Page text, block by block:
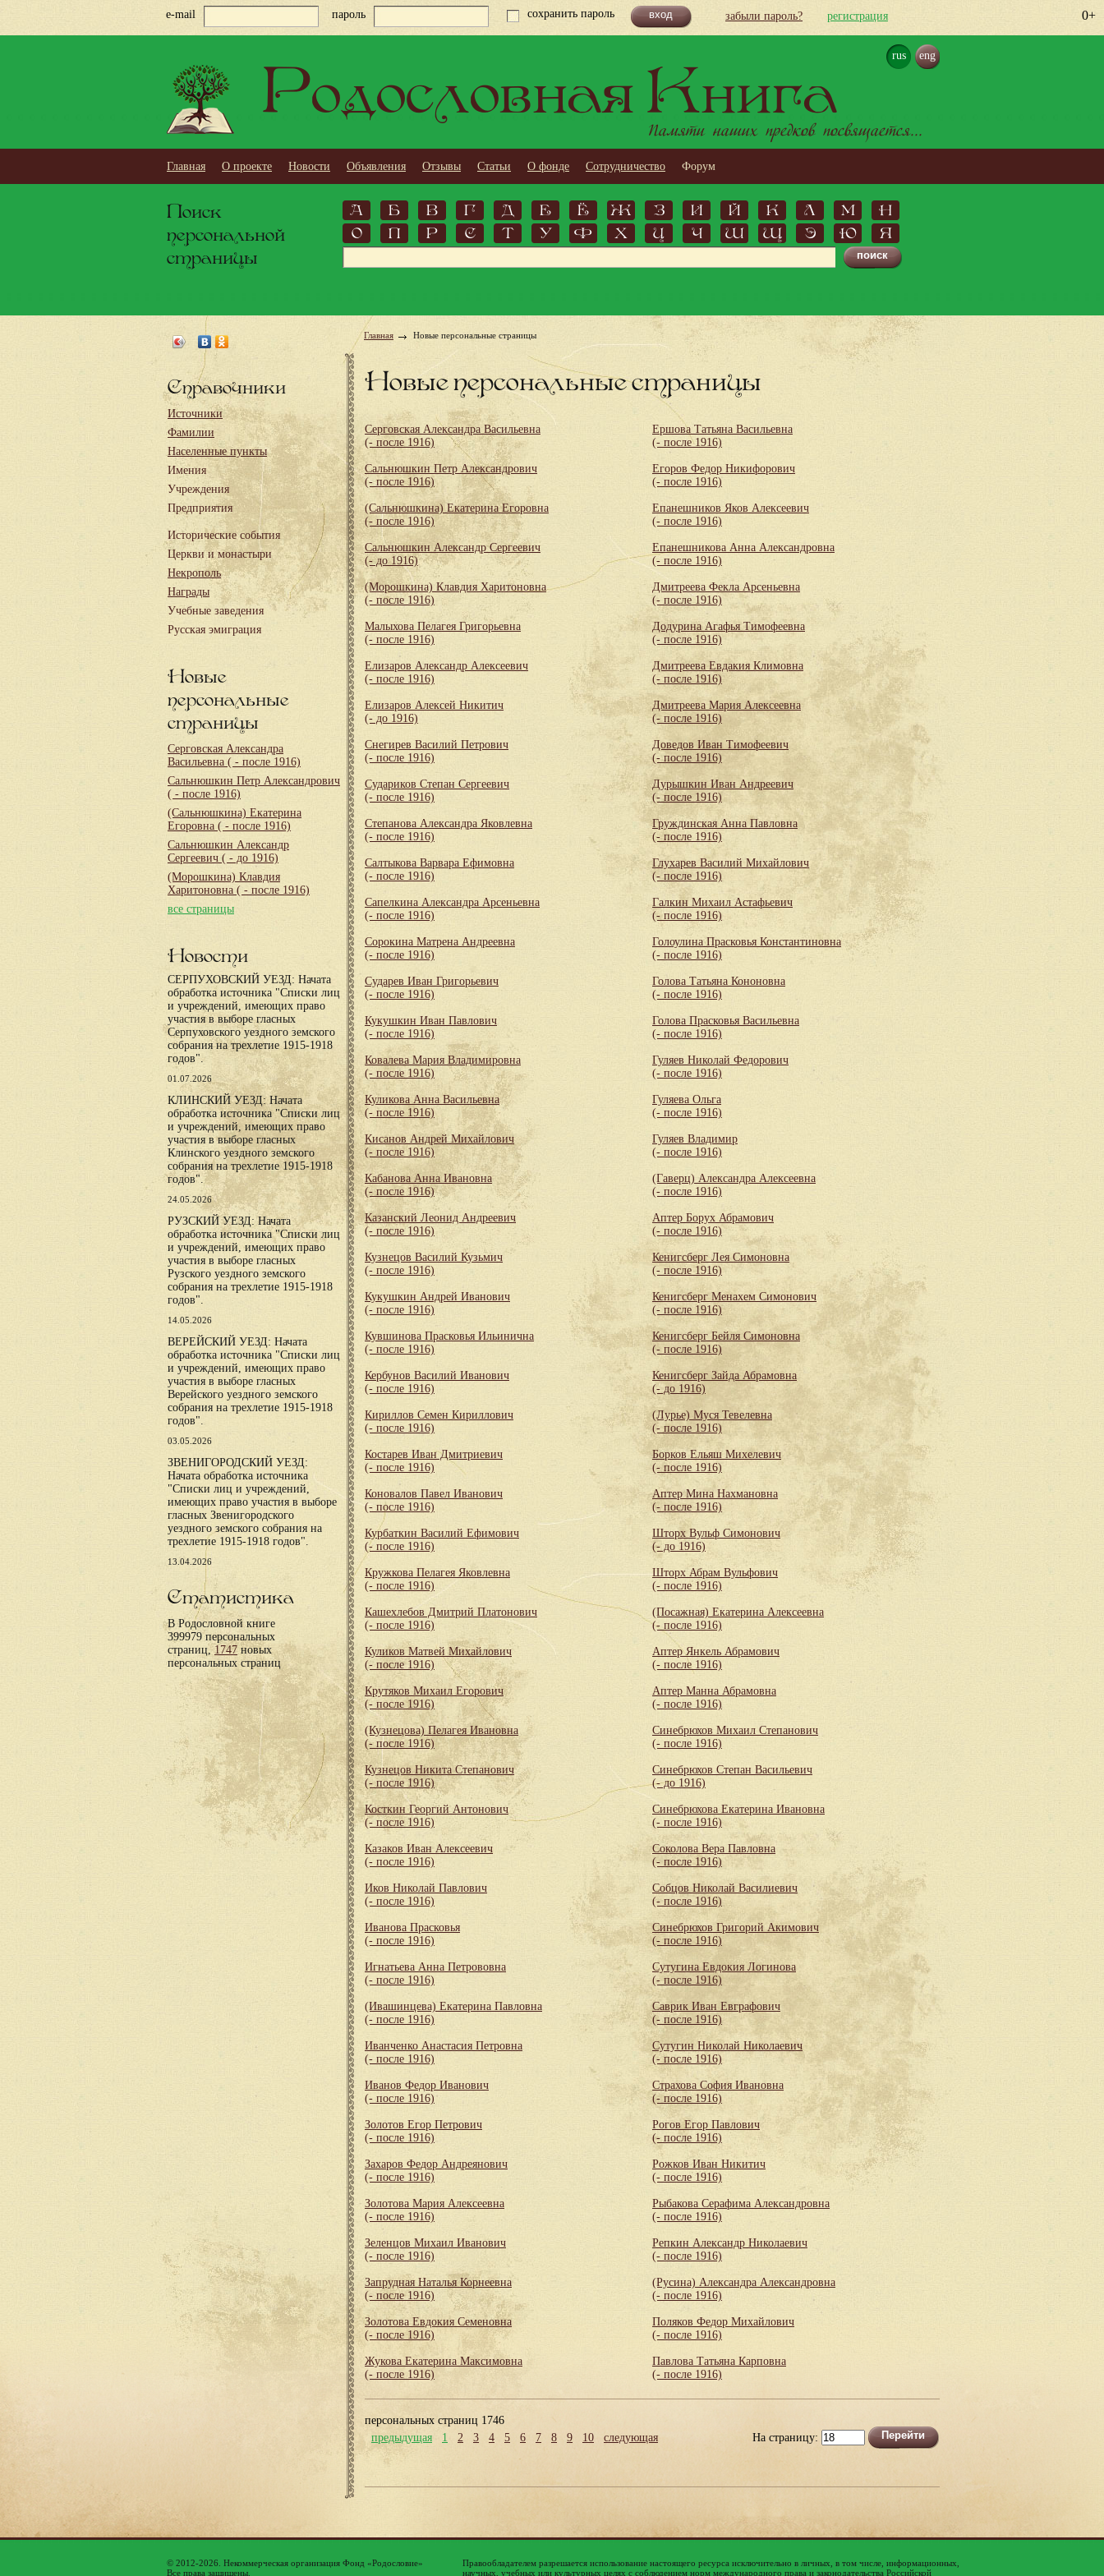
0+
e-mail пароль сохранить пароль забыли пароль? регистрация
rus eng
Родословная Книга
Памяти наших предков посвящается...
Главная О проекте Новости Объявления Отзывы Статьи О фонде Сотрудничество Форум
Поиск
персональной
страницы
А Б В Г Д Е Ё Ж З И Й К Л М
Н
О
П Р С Т У Ф Х Ц Ч Ш Щ Э Ю Я
Справочники
Источники
Фамилии
Населенные пункты
Имения
Учреждения
Предприятия
Исторические события
Церкви и монастыри
Некрополь
Награды
Учебные заведения
Русская эмиграция
Новые
персональные
страницы
Серговская Александра
Васильевна ( - после 1916)
Сальнюшкин Петр Александрович
( - после 1916)
(Сальнюшкина) Екатерина
Егоровна ( - после 1916)
Сальнюшкин Александр
Сергеевич ( - до 1916)
(Морошкина) Клавдия
Харитоновна ( - после 1916)
все страницы
Новости
СЕРПУХОВСКИЙ УЕЗД: Начата
обработка источника "Списки лиц
и учреждений, имеющих право
участия в выборе гласных
Серпуховского уездного земского
собрания на трехлетие 1915-1918
годов".
01.07.2026
КЛИНСКИЙ УЕЗД: Начата
обработка источника "Списки лиц
и учреждений, имеющих право
участия в выборе гласных
Клинского уездного земского
собрания на трехлетие 1915-1918
годов".
24.05.2026
РУЗСКИЙ УЕЗД: Начата
обработка источника "Списки лиц
и учреждений, имеющих право
участия в выборе гласных
Рузского уездного земского
собрания на трехлетие 1915-1918
годов".
14.05.2026
ВЕРЕЙСКИЙ УЕЗД: Начата
обработка источника "Списки лиц
и учреждений, имеющих право
участия в выборе гласных
Верейского уездного земского
собрания на трехлетие 1915-1918
годов".
03.05.2026
ЗВЕНИГОРОДСКИЙ УЕЗД:
Начата обработка источника
"Списки лиц и учреждений,
имеющих право участия в выборе
гласных Звенигородского
уездного земского собрания на
трехлетие 1915-1918 годов".
13.04.2026
Статистика
В Родословной книге
399979 персональных
страниц, 1747 новых
персональных страниц
Главная Новые персональные страницы
Новые персональные страницы
Серговская Александра Васильевна
(- после 1916)
Сальнюшкин Петр Александрович
(- после 1916)
(Сальнюшкина) Екатерина Егоровна
(- после 1916)
Сальнюшкин Александр Сергеевич
(- до 1916)
(Морошкина) Клавдия Харитоновна
(- после 1916)
Малыхова Пелагея Григорьевна
(- после 1916)
Елизаров Александр Алексеевич
(- после 1916)
Елизаров Алексей Никитич
(- до 1916)
Снегирев Василий Петрович
(- после 1916)
Судариков Степан Сергеевич
(- после 1916)
Степанова Александра Яковлевна
(- после 1916)
Салтыкова Варвара Ефимовна
(- после 1916)
Сапелкина Александра Арсеньевна
(- после 1916)
Сорокина Матрена Андреевна
(- после 1916)
Сударев Иван Григорьевич
(- после 1916)
Кукушкин Иван Павлович
(- после 1916)
Ковалева Мария Владимировна
(- после 1916)
Куликова Анна Васильевна
(- после 1916)
Кисанов Андрей Михайлович
(- после 1916)
Кабанова Анна Ивановна
(- после 1916)
Казанский Леонид Андреевич
(- после 1916)
Кузнецов Василий Кузьмич
(- после 1916)
Кукушкин Андрей Иванович
(- после 1916)
Кувшинова Прасковья Ильинична
(- после 1916)
Кербунов Василий Иванович
(- после 1916)
Кириллов Семен Кириллович
(- после 1916)
Костарев Иван Дмитриевич
(- после 1916)
Коновалов Павел Иванович
(- после 1916)
Курбаткин Василий Ефимович
(- после 1916)
Кружкова Пелагея Яковлевна
(- после 1916)
Кашехлебов Дмитрий Платонович
(- после 1916)
Куликов Матвей Михайлович
(- после 1916)
Крутяков Михаил Егорович
(- после 1916)
(Кузнецова) Пелагея Ивановна
(- после 1916)
Кузнецов Никита Степанович
(- после 1916)
Косткин Георгий Антонович
(- после 1916)
Казаков Иван Алексеевич
(- после 1916)
Иков Николай Павлович
(- после 1916)
Иванова Прасковья
(- после 1916)
Игнатьева Анна Петрововна
(- после 1916)
(Ивашинцева) Екатерина Павловна
(- после 1916)
Иванченко Анастасия Петровна
(- после 1916)
Иванов Федор Иванович
(- после 1916)
Золотов Егор Петрович
(- после 1916)
Захаров Федор Андреянович
(- после 1916)
Золотова Мария Алексеевна
(- после 1916)
Зеленцов Михаил Иванович
(- после 1916)
Запрудная Наталья Корнеевна
(- после 1916)
Золотова Евдокия Семеновна
(- после 1916)
Жукова Екатерина Максимовна
(- после 1916)
Ершова Татьяна Васильевна
(- после 1916)
Егоров Федор Никифорович
(- после 1916)
Епанешников Яков Алексеевич
(- после 1916)
Епанешникова Анна Александровна
(- после 1916)
Дмитреева Фекла Арсеньевна
(- после 1916)
Додурина Агафья Тимофеевна
(- после 1916)
Дмитреева Евдакия Климовна
(- после 1916)
Дмитреева Мария Алексеевна
(- после 1916)
Доведов Иван Тимофеевич
(- после 1916)
Дурышкин Иван Андреевич
(- после 1916)
Груждинская Анна Павловна
(- после 1916)
Глухарев Василий Михайлович
(- после 1916)
Галкин Михаил Астафьевич
(- после 1916)
Голоулина Прасковья Константиновна
(- после 1916)
Голова Татьяна Кононовна
(- после 1916)
Голова Прасковья Васильевна
(- после 1916)
Гуляев Николай Федорович
(- после 1916)
Гуляева Ольга
(- после 1916)
Гуляев Владимир
(- после 1916)
(Гаверц) Александра Алексеевна
(- после 1916)
Аптер Борух Абрамович
(- после 1916)
Кенигсберг Лея Симоновна
(- после 1916)
Кенигсберг Менахем Симонович
(- после 1916)
Кенигсберг Бейля Симоновна
(- после 1916)
Кенигсберг Зайда Абрамовна
(- до 1916)
(Лурье) Муся Тевелевна
(- после 1916)
Борков Ельяш Михелевич
(- после 1916)
Аптер Мина Нахмановна
(- после 1916)
Шторх Вульф Симонович
(- до 1916)
Шторх Абрам Вульфович
(- после 1916)
(Посажная) Екатерина Алексеевна
(- после 1916)
Аптер Янкель Абрамович
(- после 1916)
Аптер Манна Абрамовна
(- после 1916)
Синебрюхов Михаил Степанович
(- после 1916)
Синебрюхов Степан Васильевич
(- до 1916)
Синебрюхова Екатерина Ивановна
(- после 1916)
Соколова Вера Павловна
(- после 1916)
Собцов Николай Василиевич
(- после 1916)
Синебрюхов Григорий Акимович
(- после 1916)
Сутугина Евдокия Логинова
(- после 1916)
Саврик Иван Евграфович
(- после 1916)
Сутугин Николай Николаевич
(- после 1916)
Страхова София Ивановна
(- после 1916)
Рогов Егор Павлович
(- после 1916)
Рожков Иван Никитич
(- после 1916)
Рыбакова Серафима Александровна
(- после 1916)
Репкин Александр Николаевич
(- после 1916)
(Русина) Александра Александровна
(- после 1916)
Поляков Федор Михайлович
(- после 1916)
Павлова Татьяна Карповна
(- после 1916)
персональных страниц 1746
предыдущая
1 2 3 4 5 6 7 8 9 10 следующая На страницу:
© 2012-2026. Некоммерческая организация Фонд «Родословие»
Все права защищены.
Правообладателем разрешается использование настоящего ресурса исключительно в личных, в том числе, информационных,
научных, учебных или культурных целях с соблюдением норм международного права и законодательства Российской